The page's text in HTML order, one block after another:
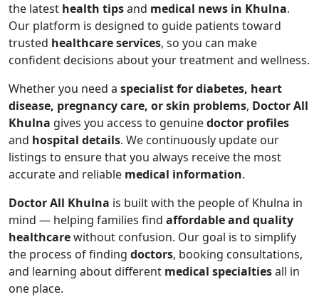
the latest health tipsand medical news in Khulna.
Our platform is designed to guide patients toward
trusted healthcare services, so you can make
confident decisions about your treatment and wellness.
Whether you need a specialist for diabetes, heart
disease, pregnancy care, or skin problems, Doctor All
Khulna gives you access to genuinedoctor profiles
and hospital details. We continuously update our
listings to ensure that you always receive the most
accurate and reliable medical information.
Doctor All Khulna is built with the people of Khulna in
mind — helping families find affordable and quality
healthcarewithout confusion. Our goal is to simplify
the process of finding doctors, booking consultations,
and learning about different medical specialtiesall in
one place.